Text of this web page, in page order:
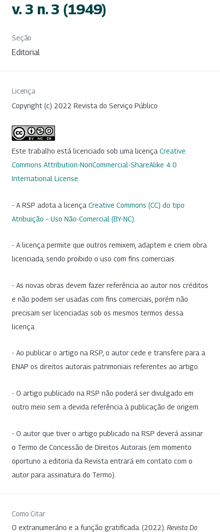
v. 3 n. 3 (1949)
Seção
Editorial
Licença
Copyright (c) 2022 Revista do Serviço Público
Este trabalho está licenciado sob uma licença Creative
Commons Attribution-NonCommercial-ShareAlike 4.0
International License
- A RSP adota a licença Creative Commons (CC) do tipo
Atribuição – Uso Não-Comercial (BY-NC)
- A licença permite que outros remixem, adaptem e criem obra
licenciada, sendo proibido o uso com fins comerciais.
- As novas obras devem fazer referência ao autor nos créditos
e não podem ser usadas com fins comerciais, porém não
precisam ser licenciadas sob os mesmos termos dessa
licença.
- Ao publicar o artigo na RSP, o autor cede e transfere para a
ENAP os direitos autorais patrimoniais referentes ao artigo.
- O artigo publicado na RSP não poderá ser divulgado em
outro meio sem a devida referência à publicação de origem.
- O autor que tiver o artigo publicado na RSP deverá assinar
o Termo de Concessão de Direitos Autorais (em momento
oportuno a editoria da Revista entrará em contato com o
autor para assinatura do Termo).
Como Citar
O extranumerário e a função gratificada. (2022). Revista Do